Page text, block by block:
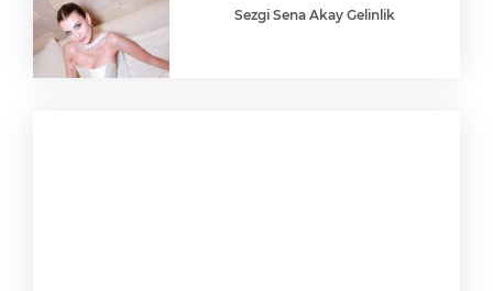
Sezgi Sena Akay Gelinlik